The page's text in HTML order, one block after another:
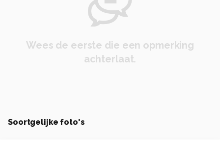
Wees de eerste die een opmerking
achterlaat.
Soortgelijke foto's